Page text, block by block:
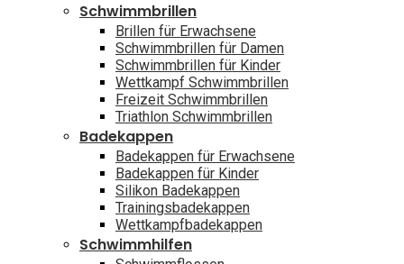
Schwimmbrillen
Brillen für Erwachsene
Schwimmbrillen für Damen
Schwimmbrillen für Kinder
Wettkampf Schwimmbrillen
Freizeit Schwimmbrillen
Triathlon Schwimmbrillen
Badekappen
Badekappen für Erwachsene
Badekappen für Kinder
Silikon Badekappen
Trainingsbadekappen
Wettkampfbadekappen
Schwimmhilfen